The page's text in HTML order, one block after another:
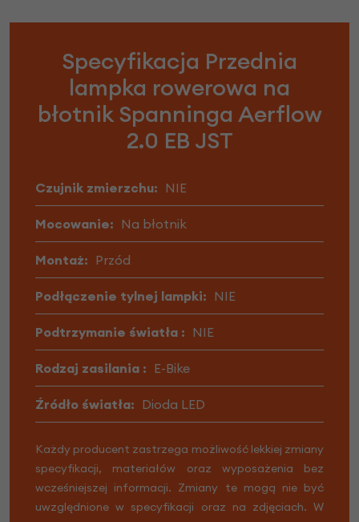
Specyfikacja Przednia
lampka rowerowa na
błotnik Spanninga Aerflow
2.0 EB JST
Czujnik zmierzchu: NIE
Mocowanie: Na błotnik
Montaż: Przód
Podłączenie tylnej lampki: NIE
Podtrzymanie światła : NIE
Rodzaj zasilania : E-Bike
Źródło światła: Dioda LED
Każdy producent zastrzega możliwość lekkiej zmiany
specyfikacji, materiałów oraz wyposażenia bez
wcześniejszej informacji. Zmiany te mogą nie być
uwzględnione w specyfikacji oraz na zdjęciach. W